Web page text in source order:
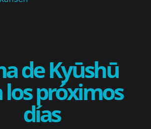
de Kyūshū
los próximos
días